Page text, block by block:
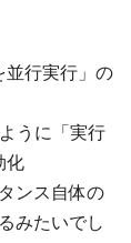
並行実行」の
うに「実行
化
ンス自体の
みたいでし